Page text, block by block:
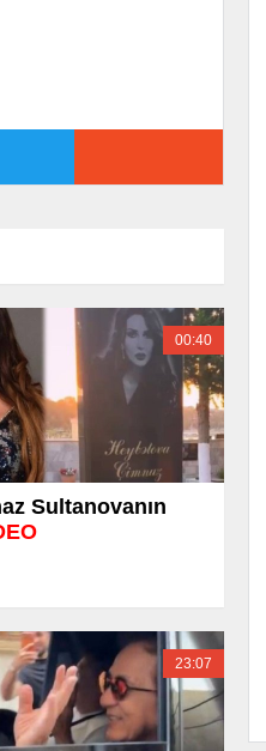
00:40
Sultanovanın
23:07